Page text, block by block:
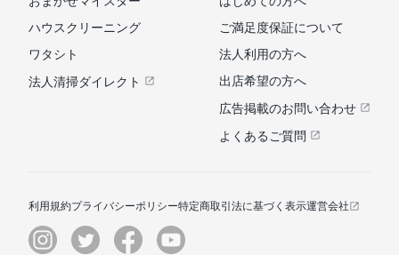
ハウスクリーニング
ワタシト
法人清掃ダイレクト
ご満足度保証について
法人利用の方へ
出店希望の方へ
広告掲載のお問い合わせ
よくあるご質問
利用規約プライバシーポリシー特定商取引法に基づく表示運営会社